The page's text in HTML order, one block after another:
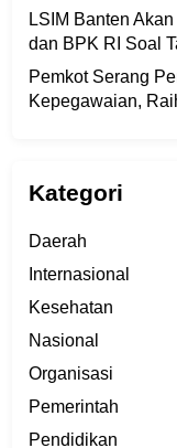
LSIM Banten
dan BPK RI Soal
Pemkot Serang
Kepegawaian,
Kategori
Daerah
Internasional
Kesehatan
Nasional
Organisasi
Pemerintah
Pendidikan